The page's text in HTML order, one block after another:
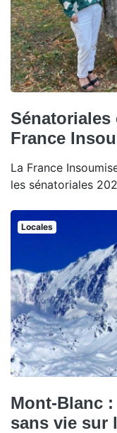
Sénatoriales
France
La France
les sénatoriales
Locales
Mont-Blanc
sans vie sur